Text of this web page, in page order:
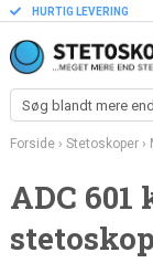
HURTIG LEVERING
Forside› Stetoskoper›
ADC
stetoskop